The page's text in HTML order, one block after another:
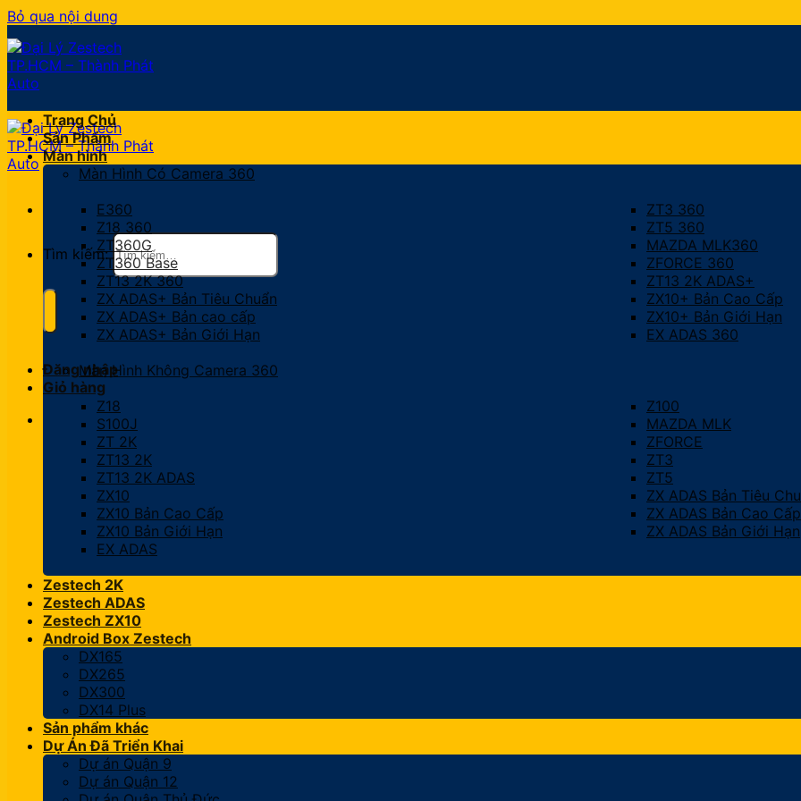
Bỏ qua nội dung
Tìm kiếm:
Đăng nhập
Giỏ hàng
Trang Chủ
Sản Phẩm
Màn hình
Màn Hình Có Camera 360
E360
ZT3 360
Z18 360
ZT5 360
ZT360G
MAZDA MLK360
ZT360 Base
ZFORCE 360
ZT13 2K 360
ZT13 2K ADAS+
ZX ADAS+ Bản Tiêu Chuẩn
ZX10+ Bản Cao Cấp
ZX ADAS+ Bản cao cấp
ZX10+ Bản Giới Hạn
ZX ADAS+ Bản Giới Hạn
EX ADAS 360
Màn Hình Không Camera 360
Z18
Z100
S100J
MAZDA MLK
ZT 2K
ZFORCE
ZT13 2K
ZT3
ZT13 2K ADAS
ZT5
ZX10
ZX ADAS Bản Tiêu
ZX10 Bản Cao Cấp
ZX ADAS Bản Cao Cấp
ZX10 Bản Giới Hạn
ZX ADAS Bản Giới Hạn
EX ADAS
Zestech 2K
Zestech ADAS
Zestech ZX10
Android Box Zestech
DX165
DX265
DX300
DX14 Plus
Sản phẩm khác
Dự Án Đã Triển Khai
Dự án Quận 9
Dự án Quận 12